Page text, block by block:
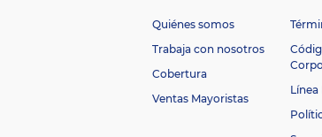
Quiénes somos
Trabaja con nosotros
Cobertura
Ventas Mayoristas
Línea